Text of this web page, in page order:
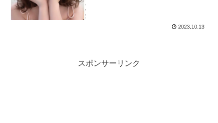
2023.10.13
スポンサーリンク